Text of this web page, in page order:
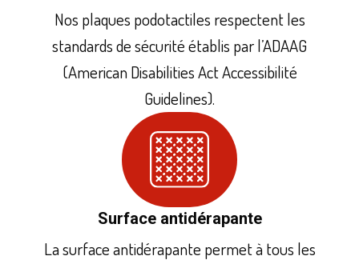
Nos plaques podotactiles respectent les
standards de sécurité établis par l’ADAAG
(American Disabilities Act Accessibilité
Guidelines).
Surface antidérapante
La surface antidérapante permet à tous les